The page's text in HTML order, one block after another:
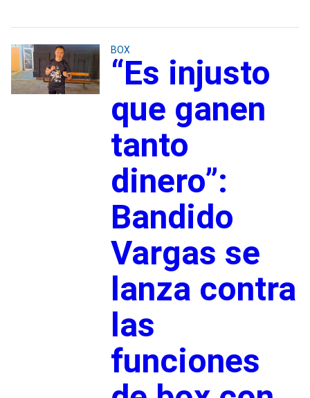
BOX
“Es injusto
que ganen
tanto
dinero”:
Bandido
Vargas se
lanza contra
las
funciones